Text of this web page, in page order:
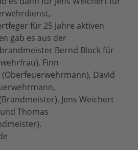
für 25 Jahre aktiven
gab es aus der
Bernd Block für
Finn
David
Jens Weichert
Thomas